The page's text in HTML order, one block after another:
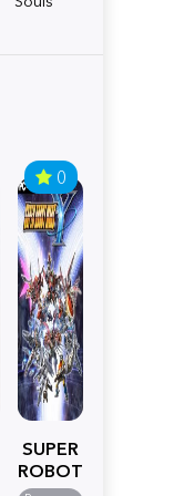
0
SUPER
ROBOT